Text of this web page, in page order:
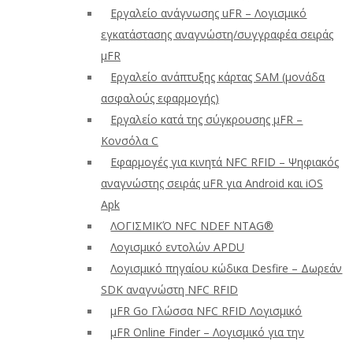
Εργαλείο ανάγνωσης uFR – Λογισμικό
εγκατάστασης αναγνώστη/συγγραφέα σειράς
μFR
Εργαλείο ανάπτυξης κάρτας SAM (μονάδα
ασφαλούς εφαρμογής)
Εργαλείο κατά της σύγκρουσης μFR –
Κονσόλα C
Εφαρμογές για κινητά NFC RFID – Ψηφιακός
αναγνώστης σειράς uFR για Android και iOS
Apk
ΛΟΓΙΣΜΙΚΌ NFC NDEF NTAG®
Λογισμικό εντολών APDU
Λογισμικό πηγαίου κώδικα Desfire – Δωρεάν
SDK αναγνώστη NFC RFID
μFR Go Γλώσσα NFC RFID Λογισμικό
μFR Online Finder – Λογισμικό για την